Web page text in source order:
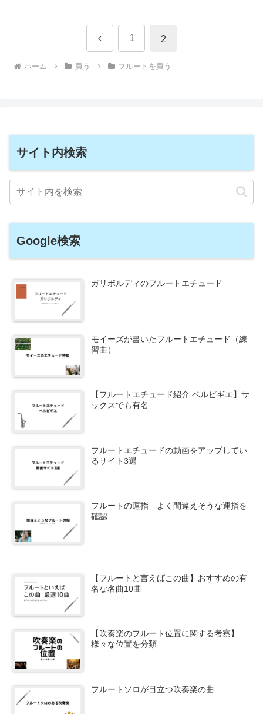
前
へ
1 2
ホーム 買う フルートを買う
サイト内検索
Google検索
ガリボルディのフルートエチュード
モイーズが書いたフルートエチュード（練
習曲）
【フルートエチュード紹介 ベルビギエ】サ
ックスでも有名
フルートエチュードの動画をアップしてい
るサイト3選
フルートの運指 よく間違えそうな運指を
確認
【フルートと言えばこの曲】おすすめの有
名な名曲10曲
【吹奏楽のフルート位置に関する考察】
様々な位置を分類
フルートソロが目立つ吹奏楽の曲